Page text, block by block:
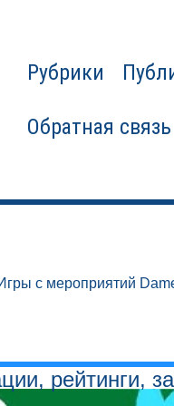
Рубрики
Обратная связь
с мероприятий
рейтинги,